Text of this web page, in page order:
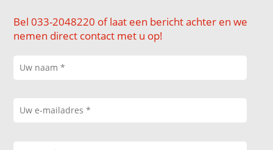
Bel 033-2048220 of laat een bericht achter en we
nemen direct contact met u op!